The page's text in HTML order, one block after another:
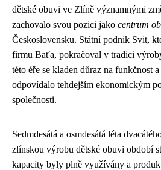
dětské obuvi ve Zlíně významnými
zachovalo svou pozici jako centrum
Československu. Státní podnik Svit,
firmu Baťa, pokračoval v tradici
této éře se kladen důraz na funkčnost
odpovídalo tehdejším ekonomickým
společnosti.
Sedmdesátá a osmdesátá léta
zlínskou výrobu dětské obuvi období
kapacity byly plně využívány a